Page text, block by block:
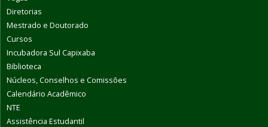
Diretorias
Mestrado e Doutorado
Cursos
Incubadora Sul Capixaba
Biblioteca
Núcleos, Conselhos e Comissões
Calendário Acadêmico
NTE
Assistência Estudantil